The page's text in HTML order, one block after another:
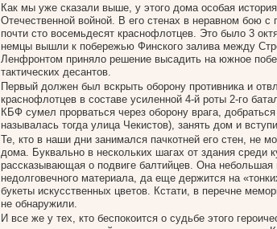
Как мы уже сказали выше, у этого дома особая
Отечественной войной. В его стенах в неравном бою
почти сто восемьдесят краснофлотцев. Это было 3
немцы вышли к побережью Финского залива между
Ленфронтом приняло решение высадить на южное
тактических десантов.
Первый должен был вскрыть оборону противника и
краснофлотцев в составе усиленной 4-й роты 2-го
КБФ сумел прорваться через оборону врага,
называлась тогда улица Чекистов), занять дом и
Те, кто в наши дни занимался пачкотней его стен, не
дома. Буквально в нескольких шагах от здания среди
рассказывающая о подвиге балтийцев. Она
недолговечного материала, да еще держится на
букеты искусственных цветов. Кстати, в перечне
не обнаружили.
И все же у тех, кто беспокоится о судьбе этого